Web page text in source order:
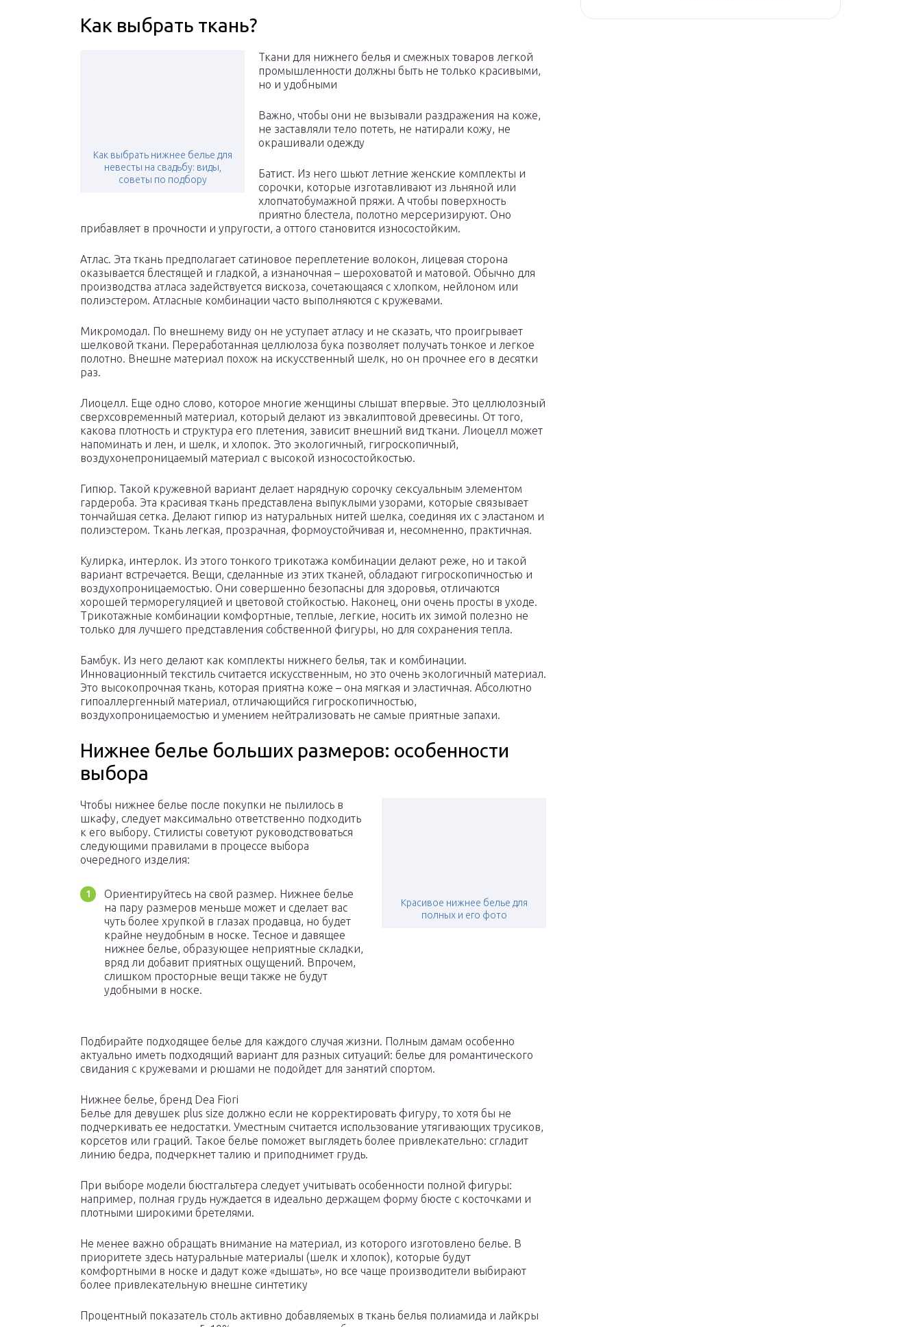
Как выбрать ткань?
Как выбрать нижнее белье для
невесты на свадьбу: виды,
советы по подбору
Ткани для нижнего белья и смежных товаров легкой
промышленности должны быть не только красивыми,
но и удобными
Важно, чтобы они не вызывали раздражения на коже,
не заставляли тело потеть, не натирали кожу, не
окрашивали одежду
Батист. Из него шьют летние женские комплекты и
сорочки, которые изготавливают из льняной или
хлопчатобумажной пряжи. А чтобы поверхность
приятно блестела, полотно мерсеризируют. Оно
прибавляет в прочности и упругости, а оттого становится износостойким.
Атлас. Эта ткань предполагает сатиновое переплетение волокон, лицевая сторона
оказывается блестящей и гладкой, а изнаночная – шероховатой и матовой. Обычно для
производства атласа задействуется вискоза, сочетающаяся с хлопком, нейлоном или
полиэстером. Атласные комбинации часто выполняются с кружевами.
Микромодал. По внешнему виду он не уступает атласу и не сказать, что проигрывает
шелковой ткани. Переработанная целлюлоза бука позволяет получать тонкое и легкое
полотно. Внешне материал похож на искусственный шелк, но он прочнее его в десятки
раз.
Лиоцелл. Еще одно слово, которое многие женщины слышат впервые. Это целлюлозный
сверхсовременный материал, который делают из эвкалиптовой древесины. От того,
какова плотность и структура его плетения, зависит внешний вид ткани. Лиоцелл может
напоминать и лен, и шелк, и хлопок. Это экологичный, гигроскопичный,
воздухонепроницаемый материал с высокой износостойкостью.
Гипюр. Такой кружевной вариант делает нарядную сорочку сексуальным элементом
гардероба. Эта красивая ткань представлена выпуклыми узорами, которые связывает
тончайшая сетка. Делают гипюр из натуральных нитей шелка, соединяя их с эластаном и
полиэстером. Ткань легкая, прозрачная, формоустойчивая и, несомненно, практичная.
Кулирка, интерлок. Из этого тонкого трикотажа комбинации делают реже, но и такой
вариант встречается. Вещи, сделанные из этих тканей, обладают гигроскопичностью и
воздухопроницаемостью. Они совершенно безопасны для здоровья, отличаются
хорошей терморегуляцией и цветовой стойкостью. Наконец, они очень просты в уходе.
Трикотажные комбинации комфортные, теплые, легкие, носить их зимой полезно не
только для лучшего представления собственной фигуры, но для сохранения тепла.
Бамбук. Из него делают как комплекты нижнего белья, так и комбинации.
Инновационный текстиль считается искусственным, но это очень экологичный материал.
Это высокопрочная ткань, которая приятна коже – она мягкая и эластичная. Абсолютно
гипоаллергенный материал, отличающийся гигроскопичностью,
воздухопроницаемостью и умением нейтрализовать не самые приятные запахи.
Нижнее белье больших размеров: особенности
выбора
Красивое нижнее белье для
полных и его фото
Чтобы нижнее белье после покупки не пылилось в
шкафу, следует максимально ответственно подходить
к его выбору. Стилисты советуют руководствоваться
следующими правилами в процессе выбора
очередного изделия:
Ориентируйтесь на свой размер. Нижнее белье
на пару размеров меньше может и сделает вас
чуть более хрупкой в глазах продавца, но будет
крайне неудобным в носке. Тесное и давящее
нижнее белье, образующее неприятные складки,
вряд ли добавит приятных ощущений. Впрочем,
слишком просторные вещи также не будут
удобными в носке.
Подбирайте подходящее белье для каждого случая жизни. Полным дамам особенно
актуально иметь подходящий вариант для разных ситуаций: белье для романтического
свидания с кружевами и рюшами не подойдет для занятий спортом.
Нижнее белье, бренд Dea Fiori
Белье для девушек plus size должно если не корректировать фигуру, то хотя бы не
подчеркивать ее недостатки. Уместным считается использование утягивающих трусиков,
корсетов или граций. Такое белье поможет выглядеть более привлекательно: сгладит
линию бедра, подчеркнет талию и приподнимет грудь.
При выборе модели бюстгальтера следует учитывать особенности полной фигуры:
например, полная грудь нуждается в идеально держащем форму бюсте с косточками и
плотными широкими бретелями.
Не менее важно обращать внимание на материал, из которого изготовлено белье. В
приоритете здесь натуральные материалы (шелк и хлопок), которые будут
комфортными в носке и дадут коже «дышать», но все чаще производители выбирают
более привлекательную внешне синтетику
Процентный показатель столь активно добавляемых в ткань белья полиамида и лайкры